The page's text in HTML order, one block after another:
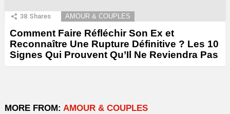
38 Shares AMOUR & COUPLES
Comment Faire Réfléchir Son Ex et
Reconnaître Une Rupture Définitive ? Les 10
Signes Qui Prouvent Qu’Il Ne Reviendra Pas
MORE FROM: AMOUR & COUPLES